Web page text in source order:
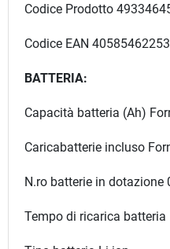
Codice Prodotto
Codice EAN
BATTERIA:
Capacità batteria (Ah)
Caricabatterie incluso
N.ro batterie in dotazione
Tempo di ricarica